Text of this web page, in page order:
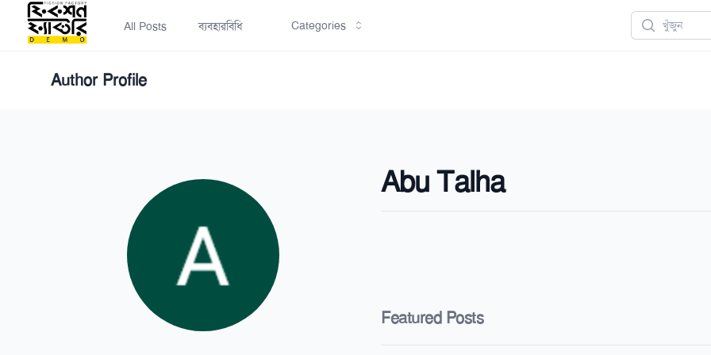
All Posts ব্যবহারবিধি Categories Search
Author Profile
Abu Talha
Featured Posts